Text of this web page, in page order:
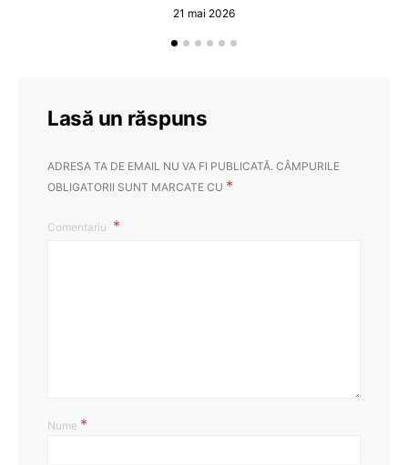
21 mai 2026
Lasă un răspuns
ADRESA TA DE EMAIL NU VA FI PUBLICATĂ. CÂMPURILE
OBLIGATORII SUNT MARCATE CU *
Comentariu
Nume *